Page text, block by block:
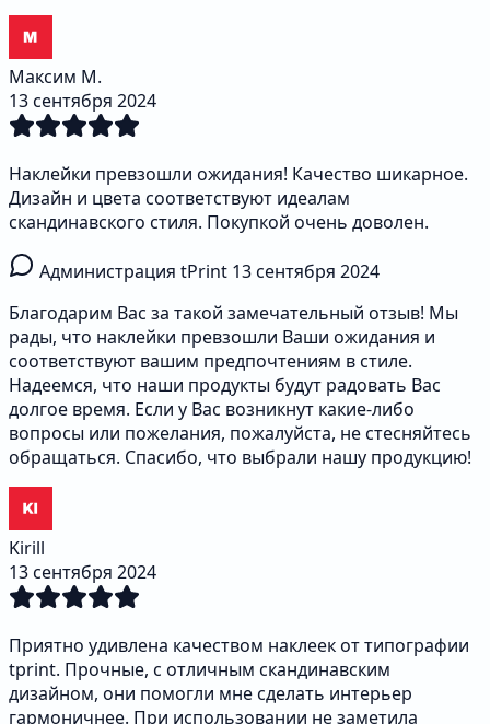
Максим М.
13 сентября 2024
Наклейки превзошли ожидания! Качество шикарное.
Дизайн и цвета соответствуют идеалам
скандинавского стиля. Покупкой очень доволен.
Администрация tPrint 13 сентября 2024
Благодарим Вас за такой замечательный отзыв! Мы
рады, что наклейки превзошли Ваши ожидания и
соответствуют вашим предпочтениям в стиле.
Надеемся, что наши продукты будут радовать Вас
долгое время. Если у Вас возникнут какие-либо
вопросы или пожелания, пожалуйста, не стесняйтесь
обращаться. Спасибо, что выбрали нашу продукцию!
Kirill
13 сентября 2024
Приятно удивлена качеством наклеек от типографии
tprint. Прочные, с отличным скандинавским
дизайном, они помогли мне сделать интерьер
гармоничнее. При использовании не заметила